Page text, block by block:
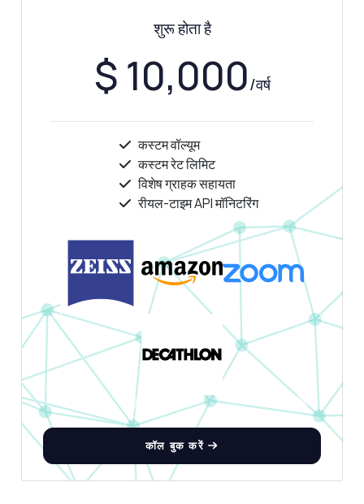
शुरू होता है
$ 10,000/वर्ष
कस्टम वॉल्यूम
कस्टम रेट लिमिट
विशेष ग्राहक सहायता
रीयल-टाइम API मॉनिटरिंग
कॉल बुक करें